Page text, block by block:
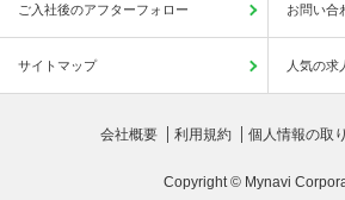
ご入社後のアフターフォロー お問い合
サイトマップ 人気の求
会社概要 利用規約 個人情報の取
Copyright © Mynavi